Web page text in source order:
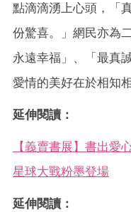
點滴滴湧上心頭，「
份驚喜。」網民亦為
永遠幸福」、「最真
愛情的美好在於相知
延伸閱讀：
【義賣書展】書出
星球大戰粉墨登場
延伸閱讀：